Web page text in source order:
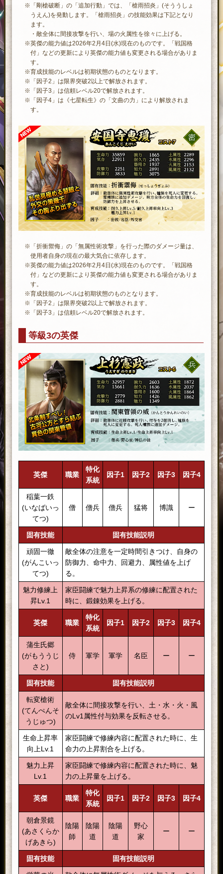
※「剛槍破断」の「追加行動」では、「槍雨招炎」(そううしょ
うえん)を発動します。「槍雨招炎」の技能効果は下記となり
ます。
・敵全体に間接攻撃を行い、場の火属性を徐々に上げる。
※英傑の能力値は2026年2月4日(水)現在のものです。「戦国格
付」などの更新により英傑の能力値も変更される場合がありま
す。
※育成技能のレベルは初期状態のものとなります。
※「因子2」は限界突破2以上で解放されます。
※「因子3」は信頼レベル20で解放されます。
※「因子4」は《七星転生》の「文曲の力」により解放されま
す。
※「折衝禦侮」の「無属性術攻撃」を行った際のダメージ量は、
使用者自身の現在の最大気合に依存します。
※英傑の能力値は2026年2月4日(水)現在のものです。「戦国格
付」などの更新により英傑の能力値も変更される場合がありま
す。
※育成技能のレベルは初期状態のものとなります。
※「因子2」は限界突破2以上で解放されます。
※「因子3」は信頼レベル20で解放されます。
等級3の英傑
英傑 職業
特化
系統
因子1 因子2 因子3 因子4
稲葉一鉄
(いなばいっ
てつ)
僧 僧兵 僧兵 猛将 博識 ー
固有技能 固有技能説明
頑固一徹
(がんこいっ
てつ)
敵全体の注意を一定時間引きつけ、自身の
防御力、命中力、回避力、属性値を上げ
る。
魅力修練上
昇Lv.1
家臣闘練で魅力上昇系の修練に配置された
時に、鍛錬効果を上げる。
英傑 職業
特化
系統
因子1 因子2 因子3 因子4
蒲生氏郷
(がもううじ
さと)
侍 軍学 軍学 名臣 ー ー
固有技能 固有技能説明
転変槍術
(てんぺんそ
うじゅつ)
敵全体に間接攻撃を行い、土・水・火・風
のLv1属性付与効果を反転させる。
生命上昇率
向上Lv.1
家臣闘練で修練内容に配置された時に、生
命力の上昇割合を上げる。
魅力上昇
Lv.1
家臣闘練で修練内容に配置された時に、魅
力の上昇量を上げる。
英傑 職業
特化
系統
因子1 因子2 因子3 因子4
朝倉景鏡
(あさくらか
げあきら)
陰陽
師
陰陽
道
陰陽
道
野心
家
ー ー
固有技能 固有技能説明